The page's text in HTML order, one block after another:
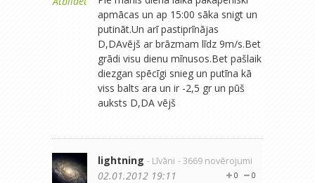
apmācas un ap 15:00 sāka snigt un
putināt.Un arī pastiprīnājas
D,DAvējš ar brāzmam līdz 9m/s.Bet
grādi visu dienu mīnusos.Bet pašlaik
diezgan spēcīgi snieg un putīna kā
viss balts ara un ir -2,5 gr un pūš
auksts D,DA vējš
lightning - Līvāni - 3669 novērojumi
0
0
02.01.2012 19:11